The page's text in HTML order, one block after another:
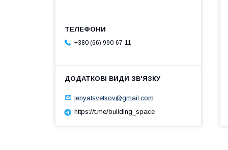
+380 (66) 990-67-11
lenyatsvetkov@gmail.com
https://t.me/building_space